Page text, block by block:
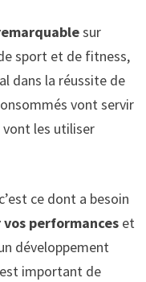
sur
sport et de fitness,
dans la réussite de
vont servir
vont les utiliser
ce dont a besoin
vos performanceset
développement
important de